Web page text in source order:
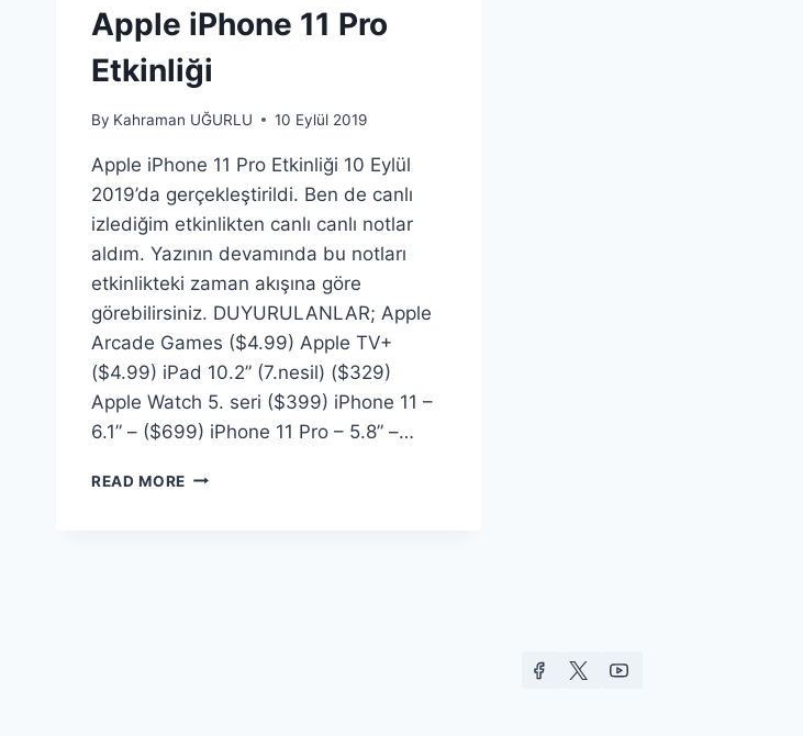
Apple iPhone 11 Pro
Etkinliği
By Kahraman UĞURLU 10 Eylül 2019
Apple iPhone 11 Pro Etkinliği 10 Eylül
2019’da gerçekleştirildi. Ben de canlı
izlediğim etkinlikten canlı canlı notlar
aldım. Yazının devamında bu notları
etkinlikteki zaman akışına göre
görebilirsiniz. DUYURULANLAR; Apple
Arcade Games ($4.99) Apple TV+
($4.99) iPad 10.2” (7.nesil) ($329)
Apple Watch 5. seri ($399) iPhone 11 –
6.1” – ($699) iPhone 11 Pro – 5.8” –…
READ MORE APPLE